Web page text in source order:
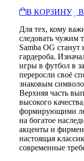
В КОРЗИНУ
В
Для тех, кому
следовать чужим
Samba OG
гардероба.
игры в футбол в
переросли своё
знаковым
Верхняя часть
высокого
формирующими
на богатое
акценты и
настоящая
современные